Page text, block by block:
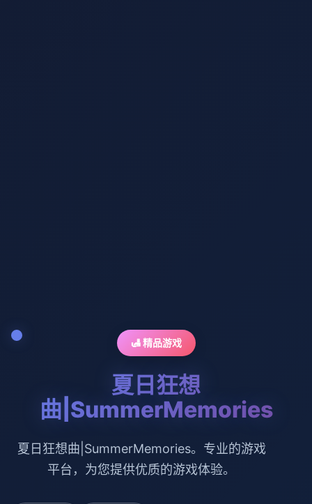
🛃 精品游戏
夏日狂想
曲|SummerMemories
夏日狂想曲|SummerMemories。专业的游戏
平台，为您提供优质的游戏体验。